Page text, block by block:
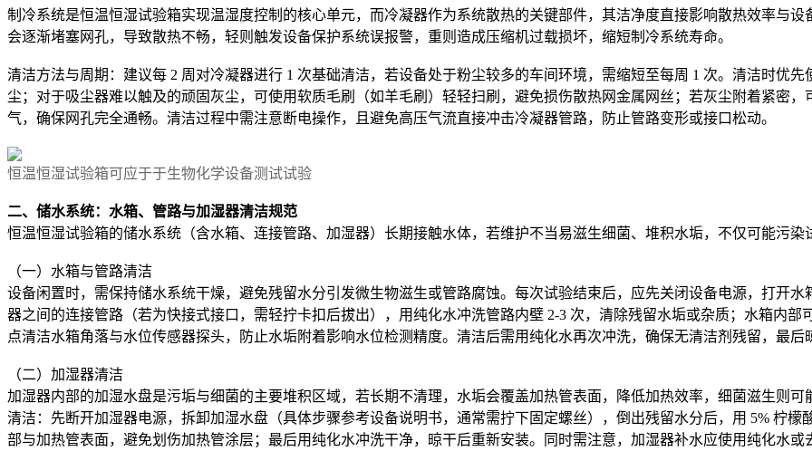
制冷系统是恒温恒湿试验箱实现温湿度控制的核心单元，而冷凝器作为系统散热的关键部件，其洁净度直接影响散热效率与
会逐渐堵塞网孔，导致散热不畅，轻则触发设备保护系统误报警，重则造成压缩机过载损坏，缩短制冷系统寿命。
清洁方法与周期：建议每 2 周对冷凝器进行 1 次基础清洁，若设备处于粉尘较多的车间环境，需缩短至每周 1 次。清洁时优
尘；对于吸尘器难以触及的顽固灰尘，可使用软质毛刷（如羊毛刷）轻轻扫刷，避免损伤散热网金属网丝；若灰尘附着紧密
气，确保网孔完全通畅。清洁过程中需注意断电操作，且避免高压气流直接冲击冷凝器管路，防止管路变形或接口松动。
恒温恒湿试验箱可应于于生物化学设备测试试验
二、储水系统：水箱、管路与加湿器清洁规范
恒温恒湿试验箱的储水系统（含水箱、连接管路、加湿器）长期接触水体，若维护不当易滋生细菌、堆积水垢，不仅可能污
（一）水箱与管路清洁
设备闲置时，需保持储水系统干燥，避免残留水分引发微生物滋生或管路腐蚀。每次试验结束后，应先关闭设备电源，打开
器之间的连接管路（若为快接式接口，需轻拧卡扣后拔出），用纯化水冲洗管路内壁 2-3 次，清除残留水垢或杂质；水箱内
点清洁水箱角落与水位传感器探头，防止水垢附着影响水位检测精度。清洁后需用纯化水再次冲洗，确保无清洁剂残留，最后
（二）加湿器清洁
加湿器内部的加湿水盘是污垢与细菌的主要堆积区域，若长期不清理，水垢会覆盖加热管表面，降低加热效率，细菌滋生则
清洁：先断开加湿器电源，拆卸加湿水盘（具体步骤参考设备说明书，通常需拧下固定螺丝），倒出残留水分后，用 5% 柠
部与加热管表面，避免划伤加热管涂层；最后用纯化水冲洗干净，晾干后重新安装。同时需注意，加湿器补水应使用纯化水